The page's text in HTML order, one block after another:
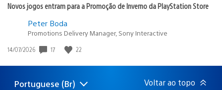
Novos jogos entram para a Promoção de Inverno da PlayStation Store
Peter Boda
Promotions Delivery Manager, Sony Interactive
Data
publicação:
14/07/2026 17 22
Selecione
Região
Portuguese (Br) Voltar ao topo